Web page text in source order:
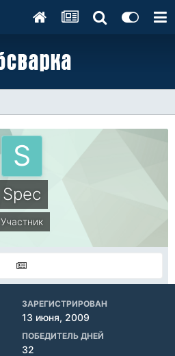
Spec
Участник
ЗАРЕГИСТРИРОВАН
13 июня, 2009
ПОБЕДИТЕЛЬ ДНЕЙ
32